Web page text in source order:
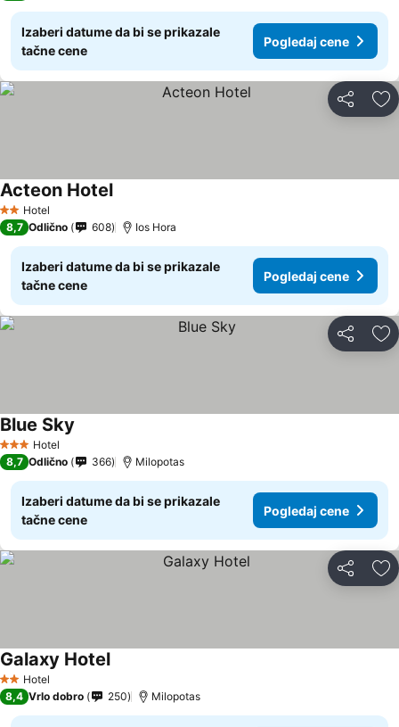
Izaberi datume da bi se prikazale
tačne cene
Pogledaj cene
Deli
2 Zvezdice
Hotel
Acteon Hotel
8,7 Odlično 608 Ios Hora
Izaberi datume da bi se prikazale
tačne cene
Pogledaj cene
Deli
3 Zvezdice
Hotel
Blue Sky
8,7 Odlično 366 Milopotas
Izaberi datume da bi se prikazale
tačne cene
Pogledaj cene
Deli
2 Zvezdice
Hotel
Galaxy Hotel
8,4 Vrlo dobro 250 Milopotas